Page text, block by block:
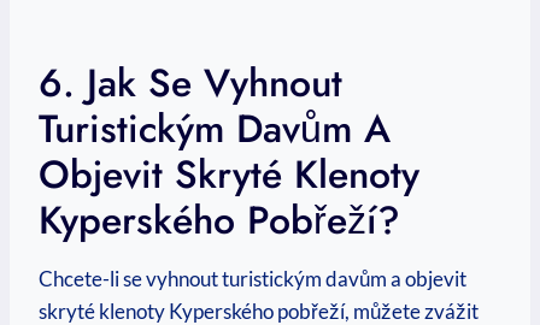
6. Jak Se Vyhnout⁢
Turistickým Davům A
Objevit Skryté Klenoty
Kyperského Pobřeží?
Chcete-li ​se vyhnout turistickým⁤ davům a‌ objevit
skryté klenoty Kyperského pobřeží,⁣ můžete zvážit‍